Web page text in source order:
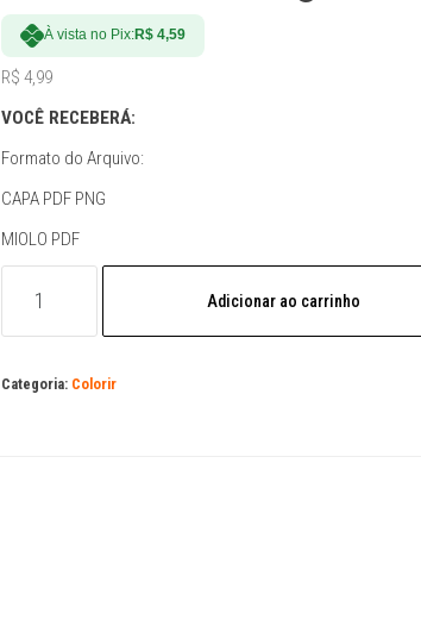
À vista no Pix:R$4,59
R$ 4,99
VOCÊ RECEBERÁ:
Formato do Arquivo:
CAPA PDF PNG
MIOLO PDF
Digital
Livro
Colorir
Adicionar ao carrinho
Categoria: Colorir